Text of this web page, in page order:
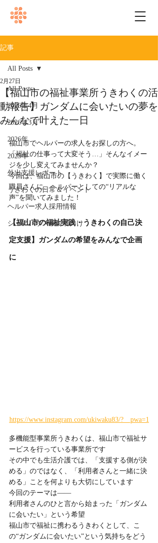
記事
All Posts
2026年4月
2026年3月
2026年
2025年
外出支援レポート
うきわくの日常＆イベント
ヘルパー求人採用情報
シェアハウス検討者向け
All Posts
【福山市の福祉事業所うきわくの活
動報告】ガンダムに会いたいの夢を
みんなで叶えた一日
2月27日
福山市でヘルパーの求人をお探しの方へ。
「福祉の仕事って大変そう…」そんなイメー
ジを少し変えてみませんか？
今回は、福山市の【うきわく】で実際に働く
職員さんに、ヘルパーとしての“リアルな
声”を聞いてみました！
【福山市の福祉実践・うきわくの自己決
定支援】ガンダムの希望をみんなで企画
に
https://www.instagram.com/ukiwaku83/?__pwa=1
多機能型事業所うきわくは、福山市で福祉サ
ービスを行っている事業所です
その中でも生活介護では、「支援する側が決
める」のではなく、「利用者さんと一緒に決
める」ことを何よりも大切にしています
今回のテーマは――
利用者さんのひと言から始まった「ガンダム
に会いたい」という希望
福山市で福祉に携わるうきわくとして、こ
の“ガンダムに会いたい”という気持ちをどう